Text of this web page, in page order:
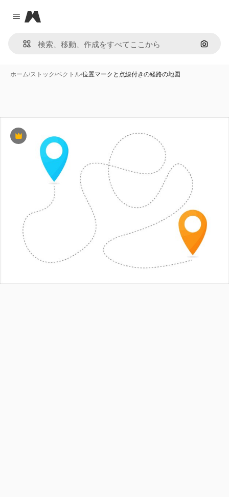
Close menu
Magnific
画像で
ホーム/ストック/ベクトル/位置マークと点線付きの経路の地図
Premium